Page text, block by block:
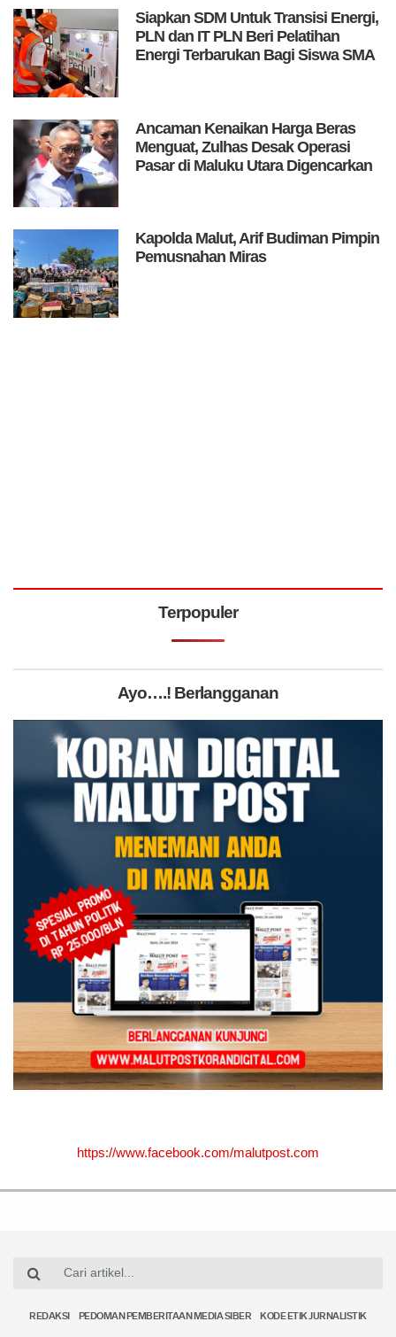
Siapkan SDM Untuk Transisi Energi,
PLN dan IT PLN Beri Pelatihan
Energi Terbarukan Bagi Siswa SMA
Ancaman Kenaikan Harga Beras
Menguat, Zulhas Desak Operasi
Pasar di Maluku Utara Digencarkan
Kapolda Malut, Arif Budiman Pimpin
Pemusnahan Miras
Terpopuler
Ayo….! Berlangganan
https://www.facebook.com/malutpost.com
REDAKSI PEDOMAN PEMBERITAAN MEDIA SIBER KODE ETIK JURNALISTIK